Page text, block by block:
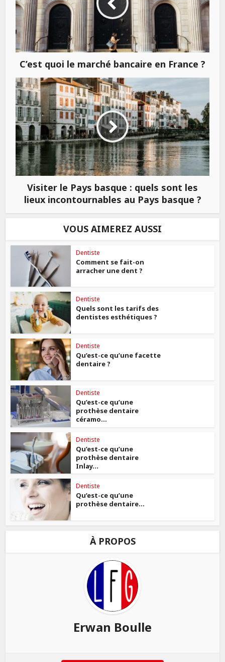
C’est quoi le marché bancaire en France ?
Visiter le Pays basque : quels sont les
lieux incontournables au Pays basque ?
VOUS AIMEREZ AUSSI
Dentiste
Comment se fait-on
arracher une dent ?
Dentiste
Quels sont les tarifs des
dentistes esthétiques ?
Dentiste
Qu’est-ce qu’une facette
dentaire ?
Dentiste
Qu’est-ce qu’une
prothèse dentaire
céramo...
Dentiste
Qu’est-ce qu’une
prothèse dentaire
Inlay...
Dentiste
Qu’est-ce qu’une
prothèse dentaire...
À PROPOS
Erwan Boulle